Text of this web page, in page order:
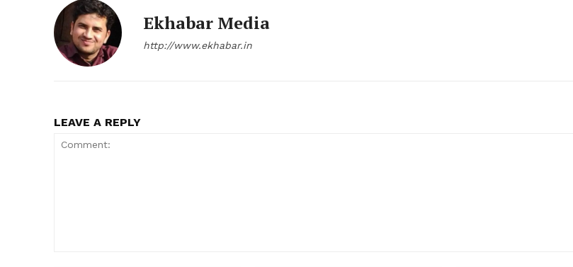
Ekhabar Media
http://www.ekhabar.in
LEAVE A REPLY